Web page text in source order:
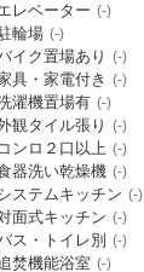
レベーター (-)
輪場 (-)
イク置場あり (-)
具・家電付き (-)
濯機置場有 (-)
観タイル張り (-)
コンロ２口以上 (-)
器洗い乾燥機 (-)
ステムキッチン (-)
面式キッチン (-)
ス・トイレ別 (-)
焚機能浴室 (-)